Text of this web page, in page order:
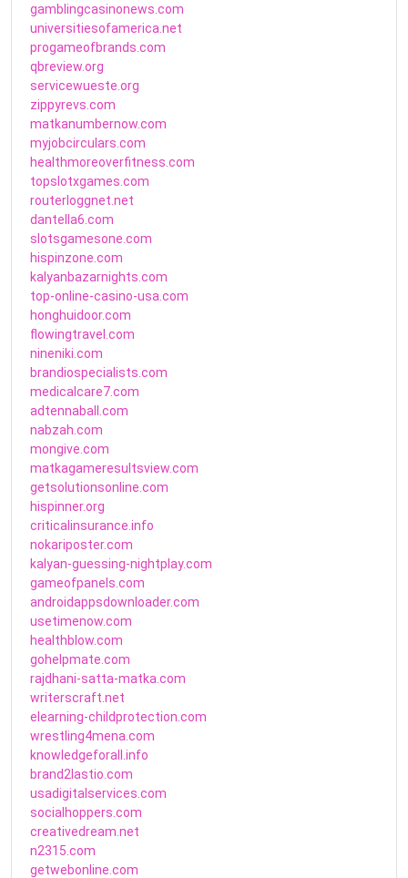
gamblingcasinonews.com
universitiesofamerica.net
progameofbrands.com
qbreview.org
servicewueste.org
zippyrevs.com
matkanumbernow.com
myjobcirculars.com
healthmoreoverfitness.com
topslotxgames.com
routerloggnet.net
dantella6.com
slotsgamesone.com
hispinzone.com
kalyanbazarnights.com
top-online-casino-usa.com
honghuidoor.com
flowingtravel.com
nineniki.com
brandiospecialists.com
medicalcare7.com
adtennaball.com
nabzah.com
mongive.com
matkagameresultsview.com
getsolutionsonline.com
hispinner.org
criticalinsurance.info
nokariposter.com
kalyan-guessing-nightplay.com
gameofpanels.com
androidappsdownloader.com
usetimenow.com
healthblow.com
gohelpmate.com
rajdhani-satta-matka.com
writerscraft.net
elearning-childprotection.com
wrestling4mena.com
knowledgeforall.info
brand2lastio.com
usadigitalservices.com
socialhoppers.com
creativedream.net
n2315.com
getwebonline.com